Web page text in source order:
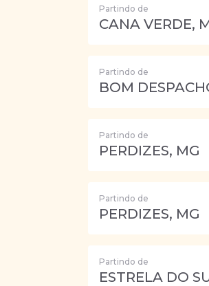
Partindo de
CANA VERDE,
Partindo de
BOM
Partindo de
PERDIZES, MG
Partindo de
PERDIZES, MG
Partindo de
ESTRELA DO